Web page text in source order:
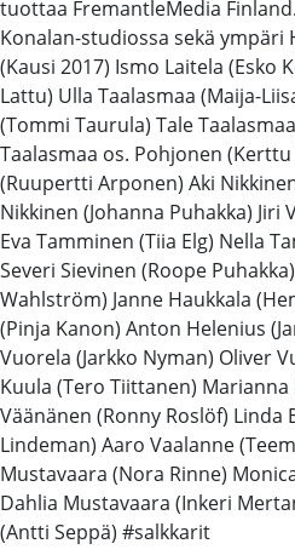
tuottaa FremantleMedia
Konalan-studiossa sekä ympäri
(Kausi 2017) Ismo Laitela (Esko
Lattu) Ulla Taalasmaa (Maija-
(Tommi Taurula) Tale
Taalasmaa os. Pohjonen
(Ruupertti Arponen) Aki
Nikkinen (Johanna Puhakka) Jiri
Eva Tamminen (Tiia Elg) Nella
Severi Sievinen (Roope
Wahlström) Janne Haukkala
(Pinja Kanon) Anton Helenius
Vuorela (Jarkko Nyman) Oliver
Kuula (Tero Tiittanen) Marianna
Väänänen (Ronny Roslöf) Linda
Lindeman) Aaro Vaalanne
Mustavaara (Nora Rinne)
Dahlia Mustavaara (Inkeri
(Antti Seppä) #salkkarit